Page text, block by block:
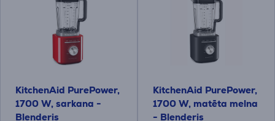
KitchenAid PurePower,
1700 W, sarkana -
Blenderis
KitchenAid PurePower,
1700 W, matēta melna
- Blenderis